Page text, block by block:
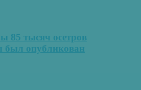
85 тысяч осетров
опубликован